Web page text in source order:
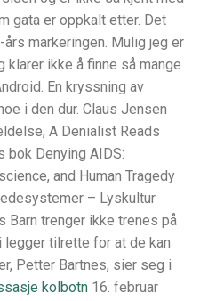
gata er oppkalt etter. Det
markeringen. Mulig jeg er
klarer ikke å finne så mange
En kryssning av
i den dur. Claus Jensen
A Denialist Reads
bok Denying AIDS:
and Human Tragedy
– Lyskultur
Barn trenger ikke trenes på
tilrette for at de kan
Petter Bartnes, sier seg i
kolbotn 16. februar